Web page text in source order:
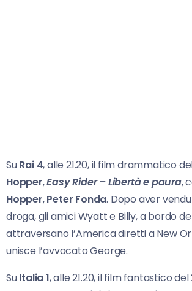
SuRai 4, alle 21.20, il film drammatico
Hopper,Easy Rider – Libertà e paura,
Hopper,Peter Fonda. Dopo aver
droga, gli amici Wyatt e Billy, a bordo
attraversano l’America diretti a New
unisce l’avvocato George.
SuItalia 1, alle 21.20, il film fantastico del